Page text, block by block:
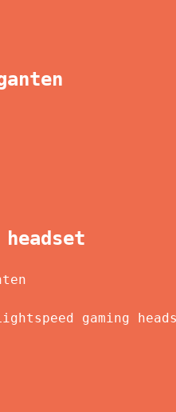
gaming